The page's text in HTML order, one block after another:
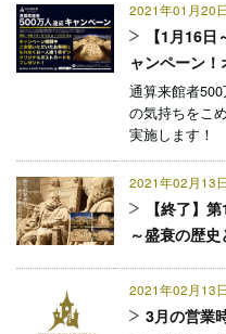
2021年01月20
【1月16
ャンペーン
通算来館者
の気持ちをこ
実施します！
2021年02月13
【終了】
～盛衰の歴史
2021年02月13
3月の営業